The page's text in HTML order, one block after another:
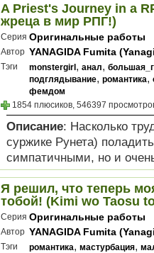
A Priest's Journey in a
жреца в мир РПГ!)
Серия Оригинальные работы
Автор YANAGIDA Fumita
Futoshi)
Тэги monstergirl , анал,
подглядывание, романтика,
фемдом
1854 плюсиков, 546397
Описание: Насколько
суржике Рунета)
симпатичными, но и
Я решил, что теперь
тобой! (Kimi wo Taosu
Серия Оригинальные работы
Автор YANAGIDA Fumita
Futoshi)
Тэги романтика, мастурбация,